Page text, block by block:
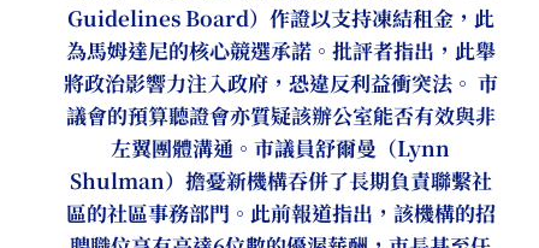
Guidelines Board）作證以支持凍結租金，此
為馬姆達尼的核心競選承諾。批評者指出，此舉
將政治影響力注入政府，恐違反利益衝突法。 市
議會的預算聽證會亦質疑該辦公室能否有效與非
左翼團體溝通。市議員舒爾曼（Lynn
Shulman）擔憂新機構吞併了長期負責聯繫社
區的社區事務部門。此前報道指出，該機構的招